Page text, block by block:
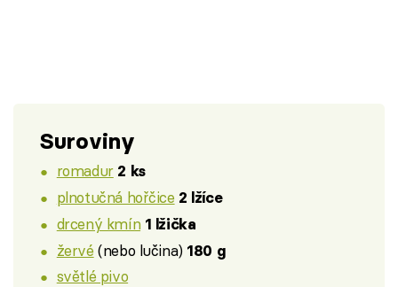
Suroviny
romadur 2 ks
plnotučná hořčice 2 lžíce
drcený kmín 1 lžička
žervé (nebo lučina) 180 g
světlé pivo